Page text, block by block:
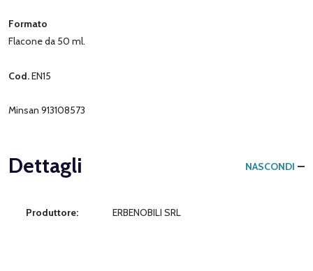
Formato
Flacone da 50 ml.
Cod.EN15
Minsan 913108573
Dettagli NASCONDI
Produttore: ERBENOBILI SRL